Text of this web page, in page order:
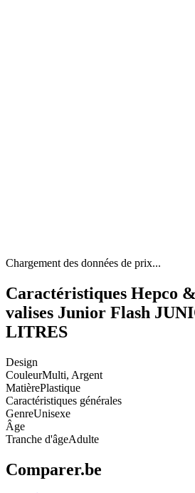
Chargement des données de prix...
Caractéristiques Hepco
valises Junior Flash
LITRES
Design
CouleurMulti, Argent
MatièrePlastique
Caractéristiques générales
GenreUnisexe
Âge
Tranche d'âgeAdulte
Comparer.be